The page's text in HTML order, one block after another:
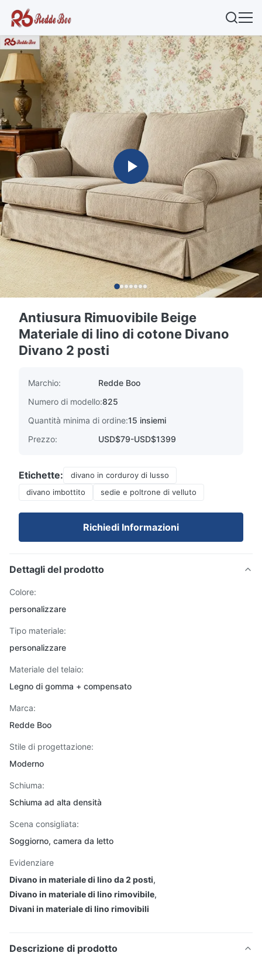
Antiusura Rimuovibile Beige
Materiale di lino di cotone Divano
Divano 2 posti
Marchio:
Redde Boo
Numero di modello:825
Quantità minima di ordine:15 insiemi
Prezzo:
USD$79-USD$1399
Etichette:
divano in corduroy di lusso
divano imbottito
sedie e poltrone di velluto
Richiedi Informazioni
Dettagli del prodotto
Colore:
personalizzare
Tipo materiale:
personalizzare
Materiale del telaio:
Legno di gomma + compensato
Marca:
Redde Boo
Stile di progettazione:
Moderno
Schiuma:
Schiuma ad alta densità
Scena consigliata:
Soggiorno, camera da letto
Evidenziare
Divano in materiale di lino da 2 posti,
Divano in materiale di lino rimovibile,
Divani in materiale di lino rimovibili
Descrizione di prodotto